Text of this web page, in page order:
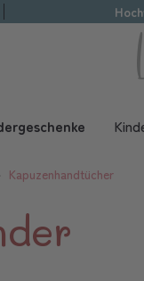
Kapuzenhandtücher